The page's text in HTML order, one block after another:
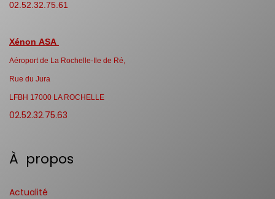
02.52.32.75.61
Xénon ASA
Aéroport de La Rochelle-Ile de Ré,
Rue du Jura
LFBH 17000 LA ROCHELLE
02.52.32.75.63
À propos
Actualité